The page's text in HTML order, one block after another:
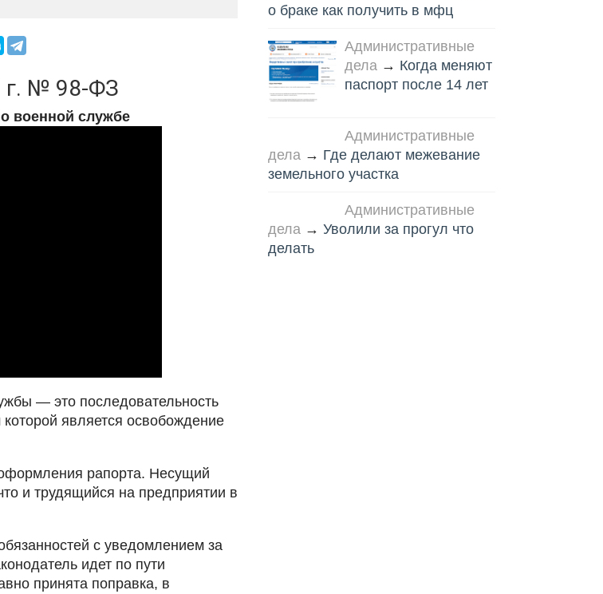
г. № 98-ФЗ
военной службе
— это последовательность
является освобождение
рапорта. Несущий
и трудящийся на предприятии в
с уведомлением за
идет по пути
принята поправка, в
о браке как получить в мфц
Административные
дела → Когда меняют
паспорт после 14 лет
Административные
дела→ Где делают межевание
земельного участка
Административные
дела→ Уволили за прогул что
делать